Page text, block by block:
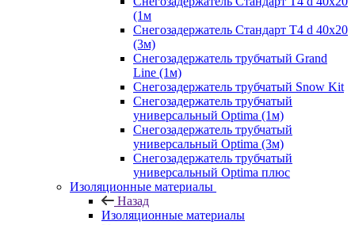
(1м
Снегозадержатель Стандарт Т4 d 40х20
(3м)
Снегозадержатель трубчатый Grand
Line (1м)
Снегозадержатель трубчатый Snow Kit
Снегозадержатель трубчатый
универсальный Optima (1м)
Снегозадержатель трубчатый
универсальный Optima (3м)
Снегозадержатель трубчатый
универсальный Optima плюс
Изоляционные материалы
Назад
Изоляционные материалы